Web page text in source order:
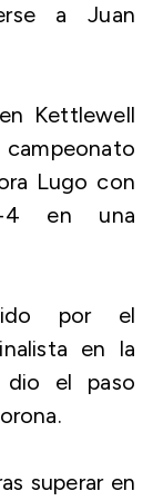
a Juan
Kettlewell
Lugo con
4 en una
por el
en la
el paso
superar en